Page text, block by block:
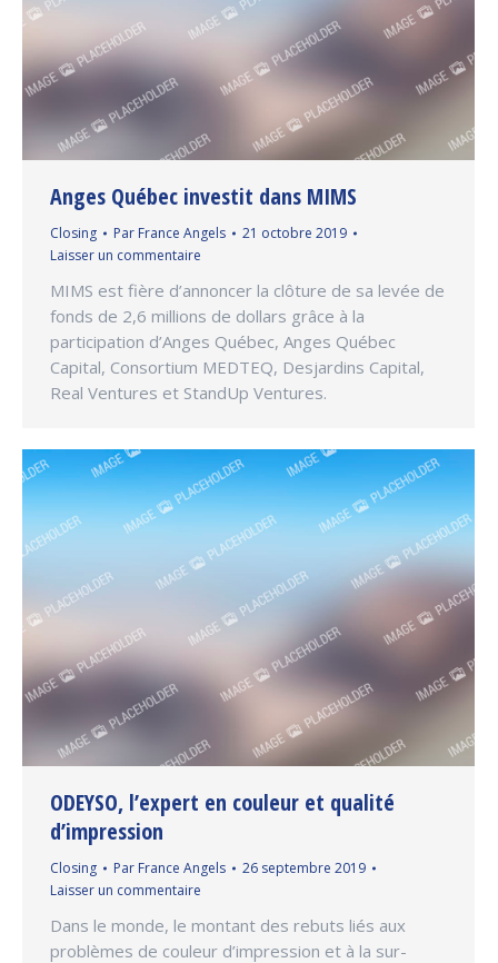
Anges Québec investit dans MIMS
Closing Par France Angels
21 octobre 2019
Laisser un commentaire
MIMS est fière d’annoncer la clôture de sa levée de
fonds de 2,6 millions de dollars grâce à la
participation d’Anges Québec, Anges Québec
Capital, Consortium MEDTEQ, Desjardins Capital,
Real Ventures et StandUp Ventures.
ODEYSO, l’expert en couleur et qualité
d’impression
Closing Par France Angels
26 septembre 2019
Laisser un commentaire
Dans le monde, le montant des rebuts liés aux
problèmes de couleur d’impression et à la sur-